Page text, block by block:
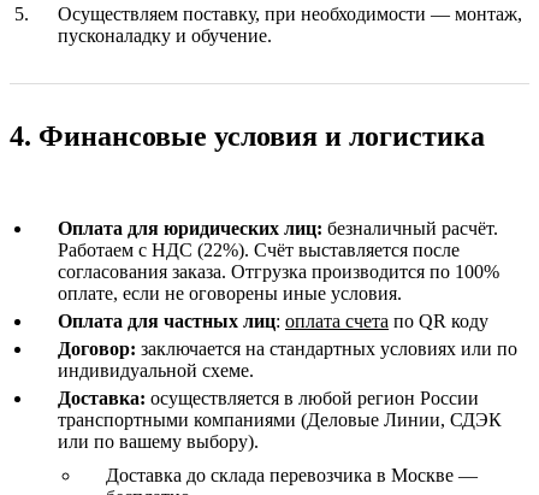
Осуществляем поставку, при необходимости — монтаж,
пусконаладку и обучение.
4. Финансовые условия и логистика
Оплата для юридических лиц: безналичный расчёт.
Работаем с НДС (22%). Счёт выставляется после
согласования заказа. Отгрузка производится по 100%
оплате, если не оговорены иные условия.
Оплата для частных лиц: оплата счета по QR коду
Договор: заключается на стандартных условиях или по
индивидуальной схеме.
Доставка: осуществляется в любой регион России
транспортными компаниями (Деловые Линии, СДЭК
или по вашему выбору).
Доставка до склада перевозчика в Москве —